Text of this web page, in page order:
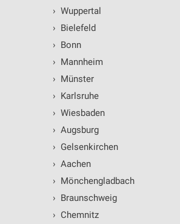
› Wuppertal
› Bielefeld
› Bonn
› Mannheim
› Münster
› Karlsruhe
› Wiesbaden
› Augsburg
› Gelsenkirchen
› Aachen
› Mönchengladbach
› Braunschweig
› Chemnitz